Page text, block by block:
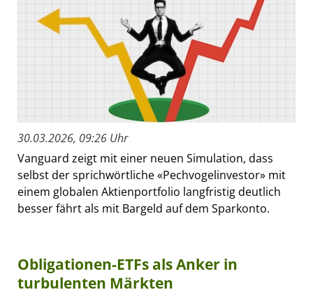
30.03.2026, 09:26 Uhr
Vanguard zeigt mit einer neuen Simulation, dass
selbst der sprichwörtliche «Pechvogelinvestor» mit
einem globalen Aktienportfolio langfristig deutlich
besser fährt als mit Bargeld auf dem Sparkonto.
Obligationen-ETFs als Anker in
turbulenten Märkten